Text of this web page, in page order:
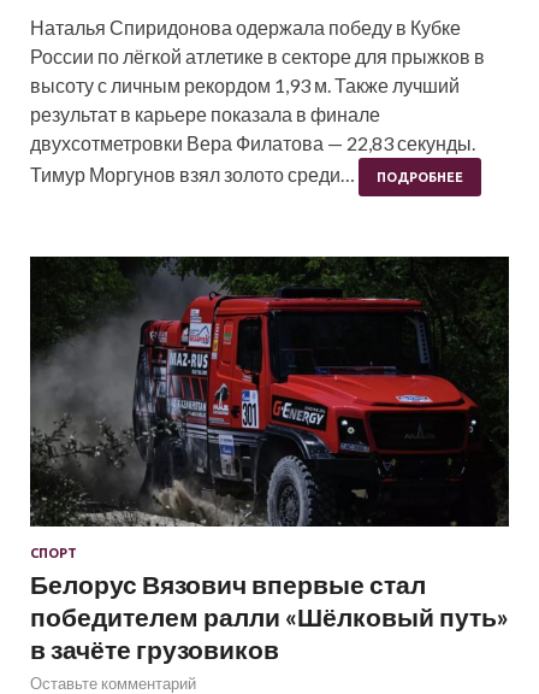
Наталья Спиридонова одержала победу в Кубке
России по лёгкой атлетике в секторе для прыжков в
высоту с личным рекордом 1,93 м. Также лучший
результат в карьере показала в финале
двухсотметровки Вера Филатова — 22,83 секунды.
Тимур Моргунов взял золото среди…
ПОДРОБНЕЕ
СПОРТ
Белорус Вязович впервые стал
победителем ралли «Шёлковый путь»
в зачёте грузовиков
Оставьте комментарий